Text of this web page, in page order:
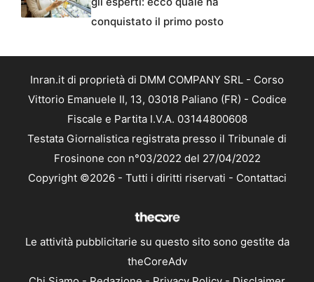
conquistato il primo posto
Inran.it di proprietà di DMM COMPANY SRL - Corso
Vittorio Emanuele II, 13, 03018 Paliano (FR) - Codice
Fiscale e Partita I.V.A. 03144800608
Testata Giornalistica registrata presso il Tribunale di
Frosinone con n°03/2022 del 27/04/2022
Copyright ©2026 - Tutti i diritti riservati - Contattaci
Le attività pubblicitarie su questo sito sono gestite da
theCoreAdv